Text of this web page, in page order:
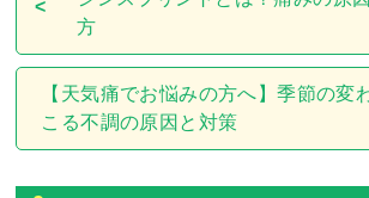
方
【天気痛でお悩みの方へ】季節の変
こる不調の原因と対策